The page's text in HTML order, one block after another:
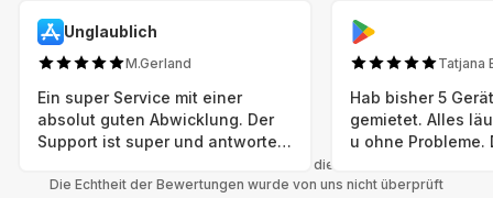
Unglaublich
M.Gerland
Ein super Service mit einer
absolut guten Abwicklung. Der
Support ist super und antworte
Tatjana
Hab bisher 5
gemietet. Alles
u ohne Probleme.
einwandfreien
Alle Bewertungen beziehen sich auf die Grover App.
Die Echtheit der Bewertungen wurde von uns nicht überprüft